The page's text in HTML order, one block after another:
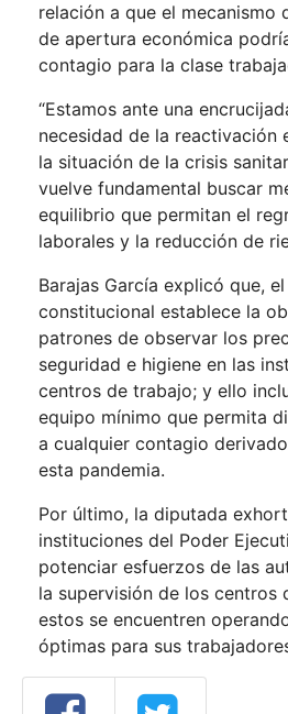
relación a que el mecanismo
de apertura económica
contagio para la clase
“Estamos ante una
necesidad de la reactivación
la situación de la crisis
vuelve fundamental buscar
equilibrio que permitan el
laborales y la reducción de
Barajas García explicó que,
constitucional establece la
patrones de observar los
seguridad e higiene en las
centros de trabajo; y ello
equipo mínimo que permita
a cualquier contagio
esta pandemia.
Por último, la diputada
instituciones del Poder
potenciar esfuerzos de las
la supervisión de los centros
estos se encuentren
óptimas para sus